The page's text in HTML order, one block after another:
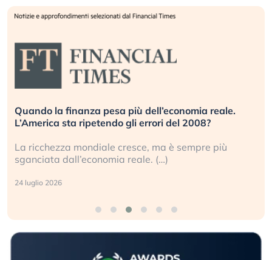
Quando la finanza pesa più dell’economia reale.
L’America sta ripetendo gli errori del 2008?
La ricchezza mondiale cresce, ma è sempre più
sganciata dall’economia reale. (…)
24 luglio 2026